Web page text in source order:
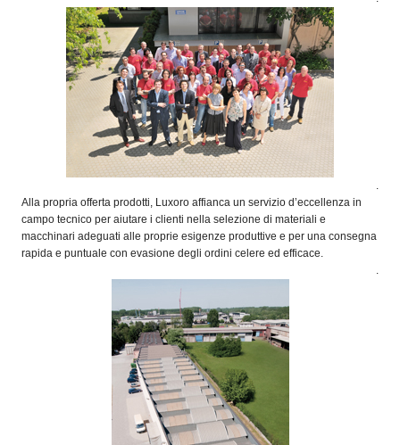
Alla propria offerta prodotti, Luxoro affianca un servizio d’eccellenza in
campo tecnico per aiutare i clienti nella selezione di materiali e
macchinari adeguati alle proprie esigenze produttive e per una consegna
rapida e puntuale con evasione degli ordini celere ed efficace.